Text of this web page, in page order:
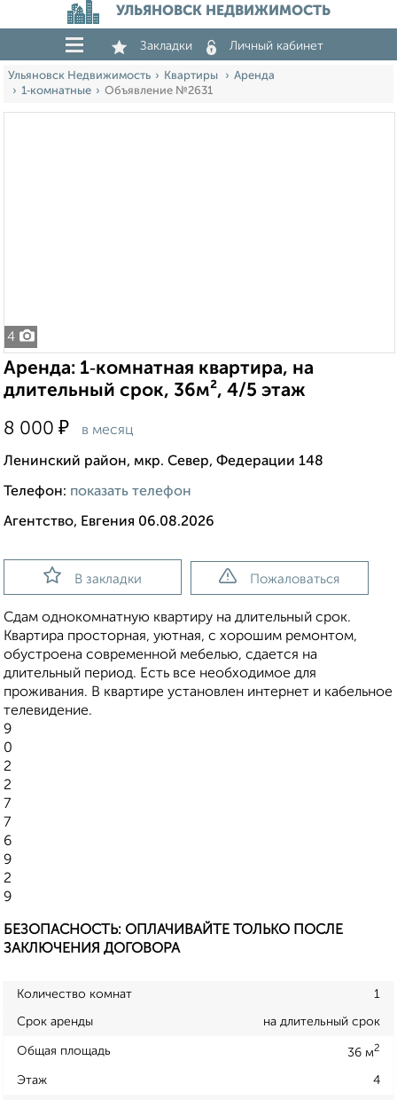
УЛЬЯНОВСК НЕДВИЖИМОСТЬ
Закладки Личный кабинет
Ульяновск Недвижимость Квартиры
Аренда
1‑комнатные
Объявление №2631
4
Аренда: 1‑комнатная квартира, на
длительный срок, 36м², 4/5 этаж
8 000 ₽ в месяц
Ленинский район, мкр. Север, Федерации 148
Телефон: показать телефон
Агентство, Евгения 06.08.2026
В закладки Пожаловаться
Сдам однокомнатную квартиру на длительный срок.
Квартира просторная, уютная, с хорошим ремонтом,
обустроена современной мебелью, сдается на
длительный период. Есть все необходимое для
проживания. В квартире установлен интернет и кабельное
телевидение.
9
0
2
2
7
7
6
9
2
9
БЕЗОПАСНОСТЬ: ОПЛАЧИВАЙТЕ ТОЛЬКО ПОСЛЕ
ЗАКЛЮЧЕНИЯ ДОГОВОРА
Количество комнат 1
Срок аренды на длительный срок
Общая площадь 36 м2
Этаж 4